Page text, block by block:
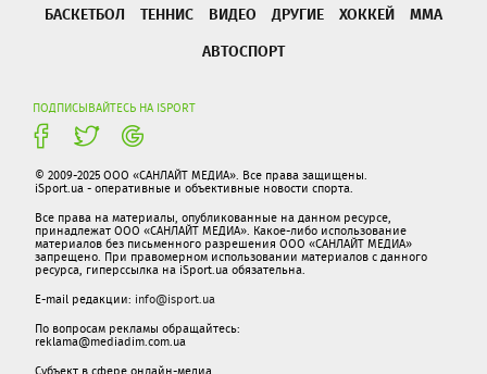
БАСКЕТБОЛ
ТЕННИС ВИДЕО ДРУГИЕ ХОККЕЙ
ММА
АВТОСПОРТ
ПОДПИСЫВАЙТЕСЬ НА ISPORT
© 2009-2025 ООО «САНЛАЙТ МЕДИА». Все права защищены.
iSport.ua - оперативные и объективные новости спорта.
Все права на материалы, опубликованные на данном ресурсе,
принадлежат ООО «САНЛАЙТ МЕДИА». Какое-либо использование
материалов без письменного разрешения ООО «САНЛАЙТ МЕДИА»
запрещено. При правомерном использовании материалов с данного
ресурса, гиперссылка на iSport.ua обязательна.
E-mail редакции: info@isport.ua
По вопросам рекламы обращайтесь:
reklama@mediadim.com.ua